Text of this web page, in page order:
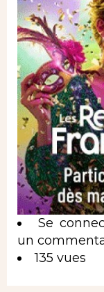
Se
un
135 vues